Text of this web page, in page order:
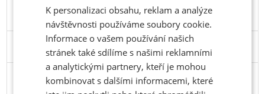
274 102 Stáhnout
279 103 Stáhnout
286 106 Stáhnout
ENGLISH
K personalizaci obsahu, reklam a analýze
návštěvnosti používáme soubory cookie.
Informace o vašem používání našich
stránek také sdílíme s našimi reklamními
a analytickými partnery, kteří je mohou
kombinovat s dalšími informacemi, které